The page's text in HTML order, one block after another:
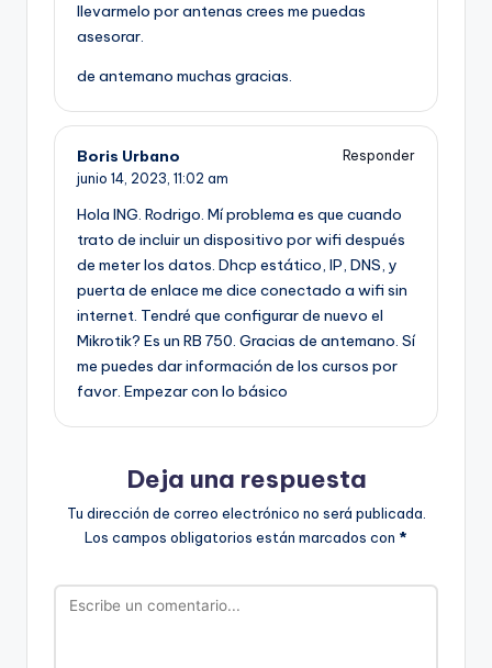
llevarmelo por antenas crees me puedas
asesorar.
de antemano muchas gracias.
Boris Urbano
Responder
junio 14, 2023, 11:02 am
Hola ING. Rodrigo. Mí problema es que cuando
trato de incluir un dispositivo por wifi después
de meter los datos. Dhcp estático, IP, DNS, y
puerta de enlace me dice conectado a wifi sin
internet. Tendré que configurar de nuevo el
Mikrotik? Es un RB 750. Gracias de antemano. Sí
me puedes dar información de los cursos por
favor. Empezar con lo básico
Deja una respuesta
Tu dirección de correo electrónico no será publicada.
Los campos obligatorios están marcados con *